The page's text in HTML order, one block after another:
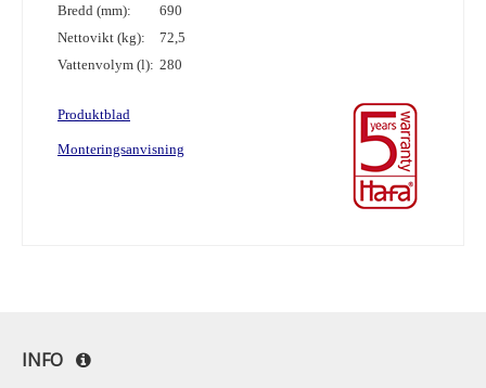
Bredd (mm):
690
Nettovikt (kg):
72,5
Vattenvolym (l): 280
Produktblad
Monteringsanvisning
INFO